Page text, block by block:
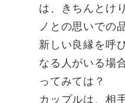
は、きちんとけ
ノとの思いでの
新しい良縁を呼
なる人がいる場
ってみては？
カップルは、相